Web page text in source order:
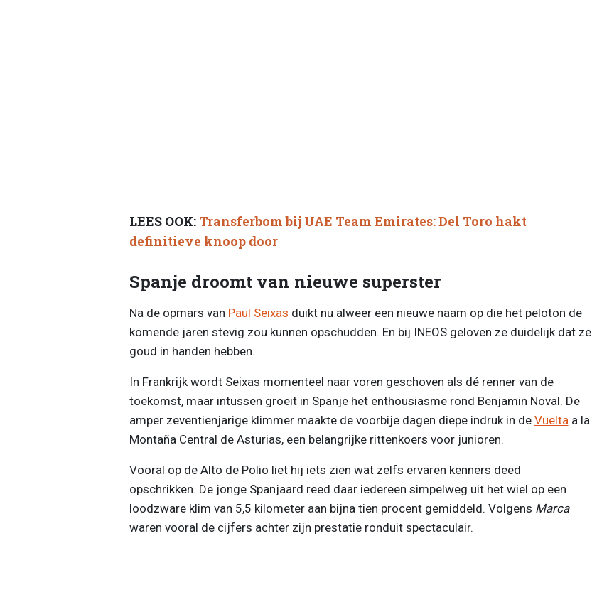
LEES OOK: Transferbom bij UAE Team Emirates: Del Toro hakt
definitieve knoop door
Spanje droomt van nieuwe superster
Na de opmars van Paul Seixas duikt nu alweer een nieuwe naam op die het peloton de
komende jaren stevig zou kunnen opschudden. En bij INEOS geloven ze duidelijk dat ze
goud in handen hebben.
In Frankrijk wordt Seixas momenteel naar voren geschoven als dé renner van de
toekomst, maar intussen groeit in Spanje het enthousiasme rond Benjamin Noval. De
amper zeventienjarige klimmer maakte de voorbije dagen diepe indruk in de Vuelta a la
Montaña Central de Asturias, een belangrijke rittenkoers voor junioren.
Vooral op de Alto de Polio liet hij iets zien wat zelfs ervaren kenners deed
opschrikken. De jonge Spanjaard reed daar iedereen simpelweg uit het wiel op een
loodzware klim van 5,5 kilometer aan bijna tien procent gemiddeld. Volgens Marca
waren vooral de cijfers achter zijn prestatie ronduit spectaculair.